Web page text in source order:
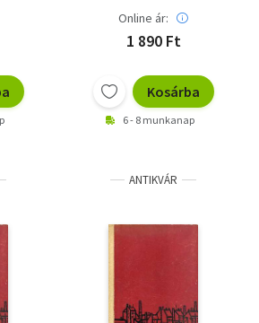
Online ár:
1 890 Ft
Kosárba
6 - 8 munkanap
ANTIKVÁR